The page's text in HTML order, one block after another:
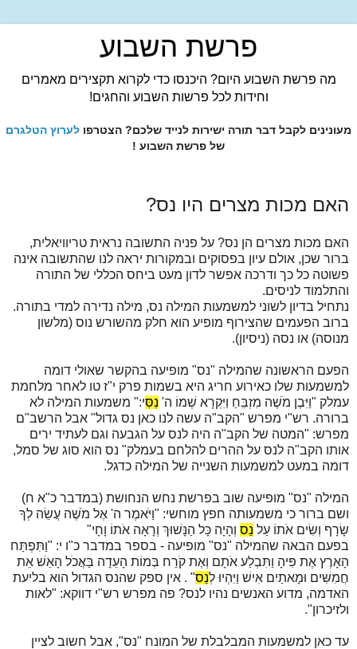
פרשת השבוע
מה פרשת השבוע היום? היכנסו כדי לקרוא תקצירים מאמרים
וחידות לכל פרשות השבוע והחגים!
מעונינים לקבל דבר תורה ישירות לנייד שלכם? הצטרפו לערוץ הטלגרם
של פרשת השבוע !
האם מכות מצרים היו נס?
האם מכות מצרים הן נס? על פניה התשובה נראית טריוויאלית,
ברור שכן, אולם עיון בפסוקים ובמקורות יראה לנו שהתשובה אינה
פשוטה כל כך ודרכה אפשר לדון מעט ביחס הכללי של התורה
והתלמוד לניסים.
נתחיל בדיון לשוני למשמעות המילה נס, מילה נדירה למדי בתורה.
ברוב הפעמים שהצירוף מופיע הוא חלק מהשורש נוס (מלשון
מנוסה) או נסה (ניסיון).
הפעם הראשונה שהמילה "נס" מופיעה בהקשר שאולי דומה
למשמעות שלו כאירוע חריג היא בשמות פרק י"ז טו לאחר מלחמת
עמלק "וַיִּבֶן מֹשֶׁה מִזְבֵּחַ וַיִּקְרָא שְׁמוֹ ה' נִסִּי:" משמעות המילה לא
ברורה. רש"י מפרש "הקב"ה עשה לנו כאן נס גדול" אבל הרשב"ם
מפרש: "המטה של הקב"ה היה לנס על הגבעה וגם לעתיד ירים
אותו הקב"ה לנס על ההרים להלחם בעמלק" נס הוא סוג של סמל,
דומה במעט למשמעות השנייה של המילה כדגל.
המילה "נס" מופיעה שוב בפרשת נחש הנחושת (במדבר כ"א ח)
ושם ברור כי משמעותה חפץ מוחשי: "וַיֹּאמֶר ה' אֶל מֹשֶׁה עֲשֵׂה לְךָ
שָׂרָף וְשִׂים אֹתוֹ עַל נֵס וְהָיָה כָּל הַנָּשׁוּךְ וְרָאָה אֹתוֹ וָחָי"
בפעם הבאה שהמילה "נס" מופיעה - בספר במדבר כ"ו י: "וַתִּפְתַּח
הָאָרֶץ אֶת פִּיהָ וַתִּבְלַע אֹתָם וְאֶת קֹרַח בְּמוֹת הָעֵדָה בַּאֲכֹל הָאֵשׁ אֵת
חֲמִשִּׁים וּמָאתַיִם אִישׁ וַיִּהְיוּ לְנֵס" . אין ספק שהנס הגדול הוא בליעת
האדמה, מדוע האנשים נהיו לנס? פה מפרש רש"י דווקא: "לאות
ולזיכרון".
עד כאן למשמעות המבלבלת של המונח "נס", אבל חשוב לציין